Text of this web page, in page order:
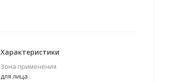
Характеристики
Зона применения
для лица